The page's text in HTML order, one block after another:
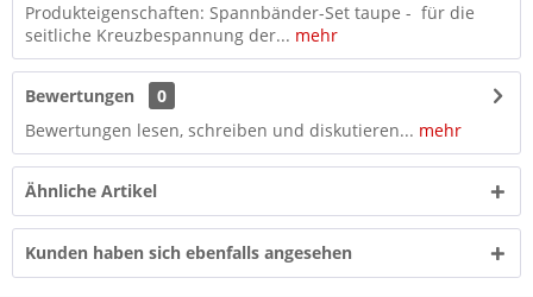
Produkteigenschaften: Spannbänder-Set taupe - für die
seitliche Kreuzbespannung der... mehr
Bewertungen
0
Bewertungen lesen, schreiben und diskutieren... mehr
Ähnliche Artikel
Kunden haben sich ebenfalls angesehen